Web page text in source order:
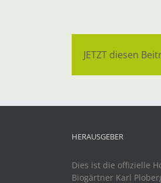
JETZT diesen
HERAUSGEBER
Dies ist die offizielle
Biogärtner Karl